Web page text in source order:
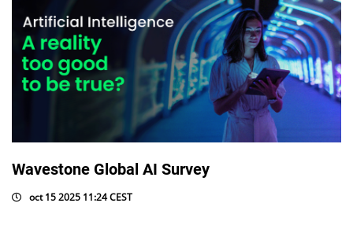
Wavestone Global AI Survey
oct 15 2025 11:24 CEST